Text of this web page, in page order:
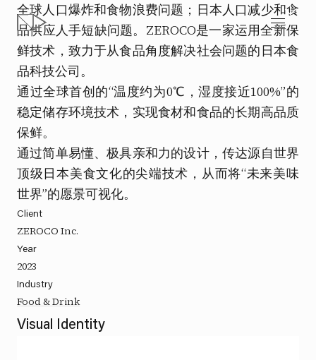
ZEROCO
设计未来美味世界。
全球人口爆炸和食物浪费问题；日本人口减少和食
品供应人手短缺问题。ZEROCO是一家运用全新保
鲜技术，致力于从食品角度解决社会问题的日本食
品科技公司。
通过全球首创的“温度约为0℃，湿度接近100%”的
稳定储存环境技术，实现食材和食品的长期高品质
保鲜。
通过简单易懂、极具亲和力的设计，传达源自世界
顶级日本美食文化的尖端技术，从而将“未来美味
世界”的愿景可视化。
Client
ZEROCO Inc.
Year
2023
Industry
Food & Drink
Visual Identity